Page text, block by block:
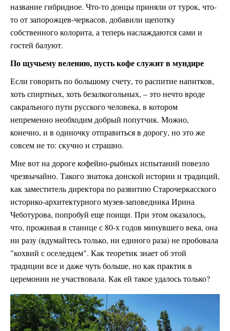
название гибридное. Что-то донцы приняли от турок, что-
то от запорожцев-черкасов, добавили щепотку
собственного колорита, а теперь наслаждаются сами и
гостей балуют.
По щучьему велению, пусть кофе служит в мундире
Если говорить по большому счету, то распитие напитков,
хоть спиртных, хоть безалкогольных, – это нечто вроде
сакрального пути русского человека, в котором
непременно необходим добрый попутчик. Можно,
конечно, и в одиночку отправиться в дорогу, но это же
совсем не то: скучно и страшно.
Мне вот на дороге кофейно-рыбных испытаний повезло
чрезвычайно. Такого знатока донской истории и традиций,
как заместитель директора по развитию Старочеркасского
историко-архитектурного музея-заповедника Ирина
Чеботурова, попробуй еще поищи. При этом оказалось,
что, проживая в станице с 80-х годов минувшего века, она
ни разу (вдумайтесь только, ни единого раза) не пробовала
"кохвий с оселедцем". Как теоретик знает об этой
традиции все и даже чуть больше, но как практик в
церемонии не участвовала. Как ей такое удалось только?